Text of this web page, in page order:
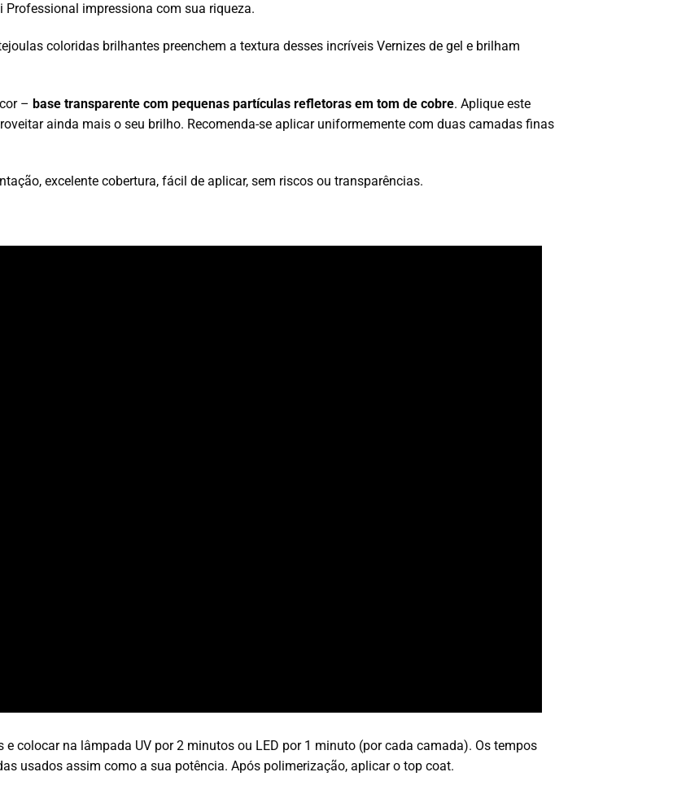
Professional impressiona com sua riqueza.
coloridas brilhantes preenchem a textura desses incríveis Vernizes de gel e brilham
– base transparente com pequenas partículas refletoras em tom de cobre. Aplique este
ainda mais o seu brilho. Recomenda-se aplicar uniformemente com duas camadas finas
excelente cobertura, fácil de aplicar, sem riscos ou transparências.
colocar na lâmpada UV por 2 minutos ou LED por 1 minuto (por cada camada). Os tempos
usados assim como a sua potência. Após polimerização, aplicar o top coat.